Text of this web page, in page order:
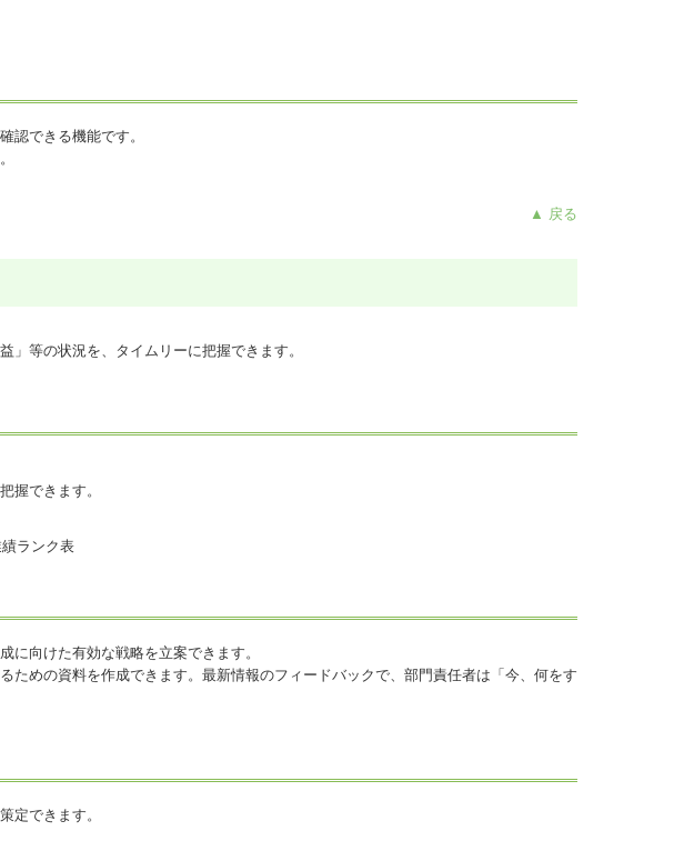
認できる機能です。
▲ 戻る
等の状況を、タイムリーに把握できます。
握できます。
向けた有効な戦略を立案できます。
めの資料を作成できます。最新情報のフィードバックで、部門責任者は「今、何をす
定できます。